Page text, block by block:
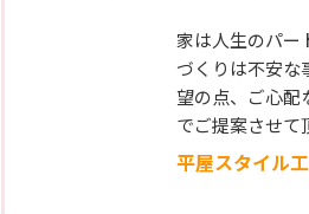
家は人生のパー
づくりは不安な
望の点、ご心配
でご提案させて
平屋スタイル